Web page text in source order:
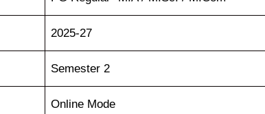
2025-27
Semester 2
Online Mode